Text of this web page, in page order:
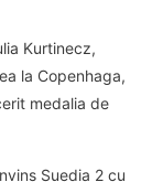
Kurtinecz,
la Copenhaga,
medalia de
Suedia 2 cu